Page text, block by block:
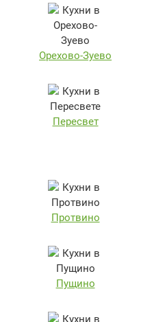
Орехово-Зуево
Пересвет
Протвино
Пущино